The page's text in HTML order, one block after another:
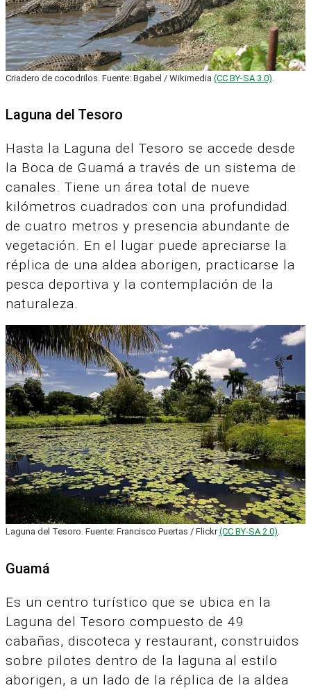
Criadero de cocodrilos. Fuente: Bgabel / Wikimedia (CC BY-SA 3.0)
Laguna del Tesoro
Hasta la Laguna del Tesoro se accede desde
la Boca de Guamá a través de un sistema de
canales. Tiene un área total de nueve
kilómetros cuadrados con una profundidad
de cuatro metros y presencia abundante de
vegetación. En el lugar puede apreciarse la
réplica de una aldea aborigen, practicarse la
pesca deportiva y la contemplación de la
naturaleza.
Laguna del Tesoro. Fuente: Francisco Puertas / Flickr(CC BY-SA 2.0)
Guamá
Es un centro turístico que se ubica en la
Laguna del Tesoro compuesto de 49
cabañas, discoteca y restaurant, construidos
sobre pilotes dentro de la laguna al estilo
aborigen, a un lado de la réplica de la aldea